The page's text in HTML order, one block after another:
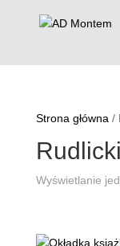
Strona główna /
Wyświetlanie